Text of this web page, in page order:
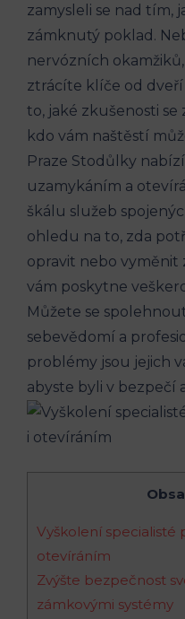
zamysleli se nad tím,
zámknutý poklad.
nervózních
ztrácíte klíče od
to, jaké zkušenosti
kdo vám naštěstí
Praze Stodůlky
uzamykáním a
škálu služeb
ohledu na to, zda
opravit nebo vyměnit
vám poskytne
Můžete se
sebevědomí a
problémy jsou jejich
abyste byli v bezpečí
Vyškolení specialisté
otevíráním
Zvýšte bezpečnost
zámkovými systémy